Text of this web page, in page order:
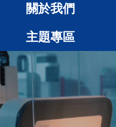
關於我們
主題專區